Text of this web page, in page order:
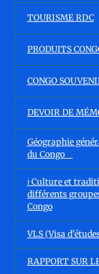
TOURISME RDC
PRODUITS
CONGO
DEVOIR DE
Géographie
du Congo
ℹ️ Culture et
différents
Congo
VLS (Visa
RAPPORT SUR